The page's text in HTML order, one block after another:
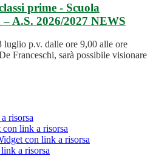
prime - Scuola
A.S. 2026/2027 NEWS
luglio p.v. dalle ore 9,00 alle ore
Franceschi, sarà possibile visionare
risorsa
con link a risorsa
con link a risorsa
a risorsa